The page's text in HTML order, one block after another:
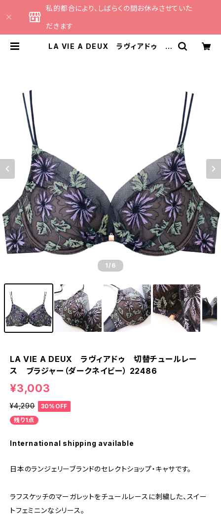
私的都合により、しばらくの間お休みさせていた
だきます
LA VIE A DEUX ラヴィアドゥ 切
1 /6
LA VIE A DEUX ラヴィアドゥ 切替チュールレー
ス ブラジャー（ダークネイビー） 22486
¥3,003
¥4,290
30%OFF
残り1点
International shipping available
日本のランジェリーブランドのセレクトショップ・キャサです。
ラフスケッチのマーガレットをチュールレースに刺繍した、スイー
トフェミニンなシリース。